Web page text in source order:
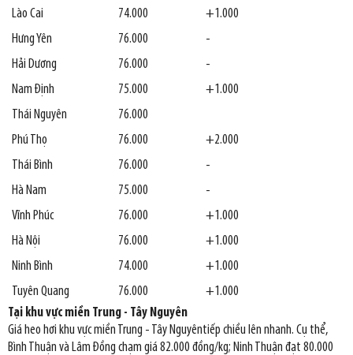
Lào Cai
74.000
+1.000
Hưng Yên
76.000
-
Hải Dương
76.000
-
Nam Định
75.000
+1.000
Thái Nguyên
76.000
Phú Thọ
76.000
+2.000
Thái Bình
76.000
-
Hà Nam
75.000
-
Vĩnh Phúc
76.000
+1.000
Hà Nội
76.000
+1.000
Ninh Bình
74.000
+1.000
Tuyên Quang
76.000
+1.000
Tại khu vực miền Trung - Tây Nguyên
Giá heo hơi khu vực miền Trung - Tây Nguyêntiếp chiều lên nhanh. Cụ thể,
Bình Thuận và Lâm Đồng chạm giá 82.000 đồng/kg; Ninh Thuận đạt 80.000